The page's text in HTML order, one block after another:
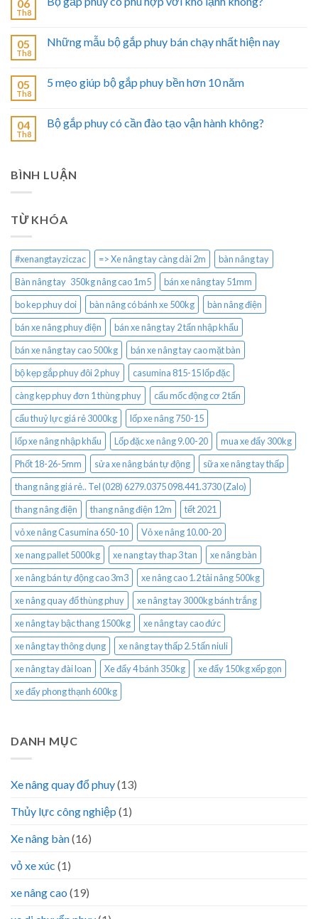
06
Th8
05
Th8
Những mẫu bộ gắp phuy bán chạy nhất hiện nay
05
Th8
5 mẹo giúp bộ gắp phuy bền hơn 10 năm
04
Th8
Bộ gắp phuy có cần đào tạo vận hành không?
BÌNH LUẬN
TỪ KHÓA
#xenangtayziczac => Xe nâng tay càng dài 2m
bàn nâng tay
Bàn nâng tay 350kg nâng cao 1m5
bán xe nâng tay 51mm
bo kep phuy doi
bàn nâng có bánh xe 500kg
bàn nâng điện
bán xe nâng phuy điện
bán xe nâng tay 2 tấn nhập khẩu
bán xe nâng tay cao 500kg
bán xe nâng tay cao mặt bàn
bộ kẹp gắp phuy đôi 2 phuy
casumina 815-15 lốp đặc
càng kẹp phuy đơn 1 thùng phuy
cẩu mốc động cơ 2 tấn
cẩu thuỷ lực giá rẻ 3000kg
lốp xe nâng 750-15
lốp xe nâng nhập khẩu
Lốp đặc xe nâng 9.00-20
mua xe đẩy 300kg
Phốt 18-26-5mm
sửa xe nâng bán tự động
sữa xe nâng tay thấp
thang nâng giá rẻ.. Tel (028) 6279.0375 098.441.3730 (Zalo)
thang nâng điện
thang nâng điện 12m
tết 2021
vỏ xe nâng Casumina 650-10
Vỏ xe nâng 10.00-20
xe nang pallet 5000kg
xe nang tay thap 3 tan
xe nâng bàn
xe nâng bán tự động cao 3m3
xe nâng cao 1.2 tải nâng 500kg
xe nâng quay đổ thùng phuy
xe nâng tay 3000kg bánh trắng
xe nâng tay bậc thang 1500kg
xe nâng tay cao đức
xe nâng tay thông dụng
xe nâng tay thấp 2.5 tấn niuli
xe nâng tay đài loan
Xe đẩy 4 bánh 350kg
xe đẩy 150kg xếp gọn
xe đẩy phong thạnh 600kg
DANH MỤC
Xe nâng quay đổ phuy(13)
Thủy lực công nghiệp (1)
Xe nâng bàn(16)
vỏ xe xúc (1)
xe nâng cao (19)